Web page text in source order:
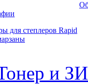
для степлеров Rapid
и